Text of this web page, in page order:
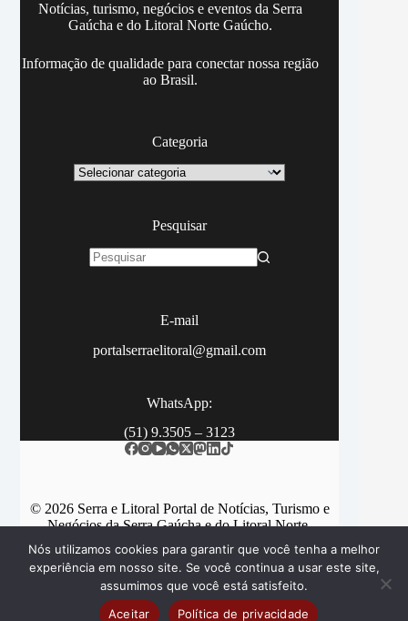
Notícias, turismo, negócios e eventos da Serra
Gaúcha e do Litoral Norte Gaúcho.
Informação de qualidade para conectar nossa região
ao Brasil.
Categoria
Categoria
Pesquisar
E-mail
portalserraelitoral@gmail.com
WhatsApp:
(51) 9.3505 – 3123
© 2026 Serra e Litoral Portal de Notícias, Turismo e
Negócios da Serra Gaúcha e do Litoral Norte.
Categorias Contato
Nós utilizamos cookies para garantir que você tenha a melhor
experiência em nosso site. Se você continua a usar este site,
assumimos que você está satisfeito.
Aceitar
Política de privacidade